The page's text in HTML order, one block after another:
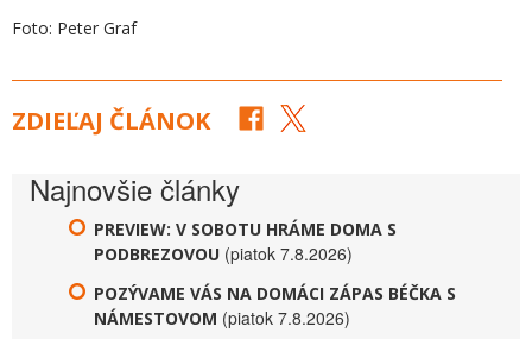
Foto: Peter Graf
ZDIEĽAJ ČLÁNOK
Najnovšie články
PREVIEW: V SOBOTU HRÁME DOMA S
PODBREZOVOU (piatok 7.8.2026)
POZÝVAME VÁS NA DOMÁCI ZÁPAS BÉČKA S
NÁMESTOVOM (piatok 7.8.2026)